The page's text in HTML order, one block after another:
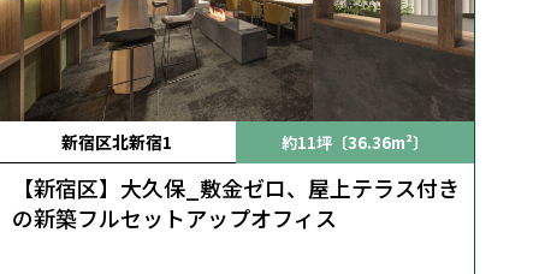
新宿区北新宿1 約11坪〔36.36m²〕
【新宿区】大久保_敷金ゼロ、屋上テラス付き
の新築フルセットアップオフィス